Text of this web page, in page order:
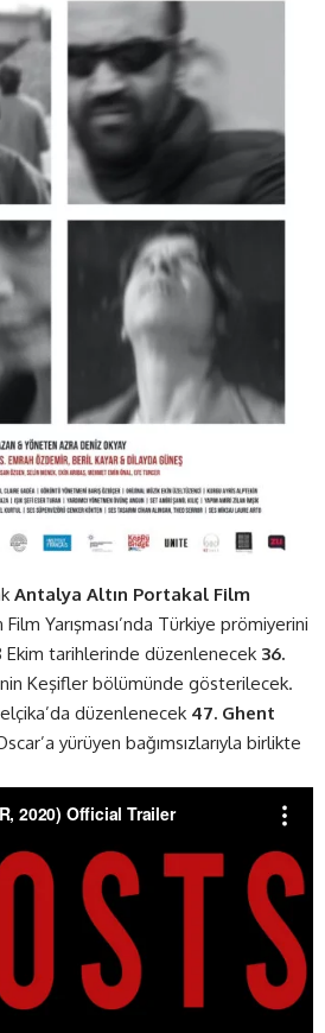
Antalya Altın Portakal Film
Film Yarışması’nda Türkiye prömiyerini
Ekim tarihlerinde düzenlenecek 36.
Keşifler bölümünde gösterilecek.
düzenlenecek 47. Ghent
yürüyen bağımsızlarıyla birlikte